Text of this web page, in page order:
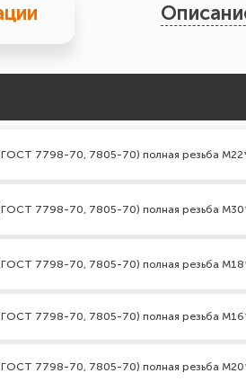
7798-70, 7805-70) полная резьба
7798-70, 7805-70) полная резьба
7798-70, 7805-70) полная резьба
7798-70, 7805-70) полная резьба
7798-70, 7805-70) полная резьба